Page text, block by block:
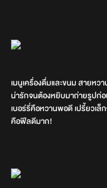
เมนูเครื่องดื่มและขนม สายห
น่ารักจนต้องหยิบมาถ่ายรูปก่อ
เบอร์รี่คือหวานพอดี เปรี้ยวเล็
คือฟีลดีมาก!